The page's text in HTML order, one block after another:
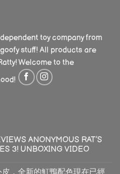
toy company from
stuff! All products are
Welcome to the
ANONYMOUS RAT’S
3! UNBOXING VIDEO